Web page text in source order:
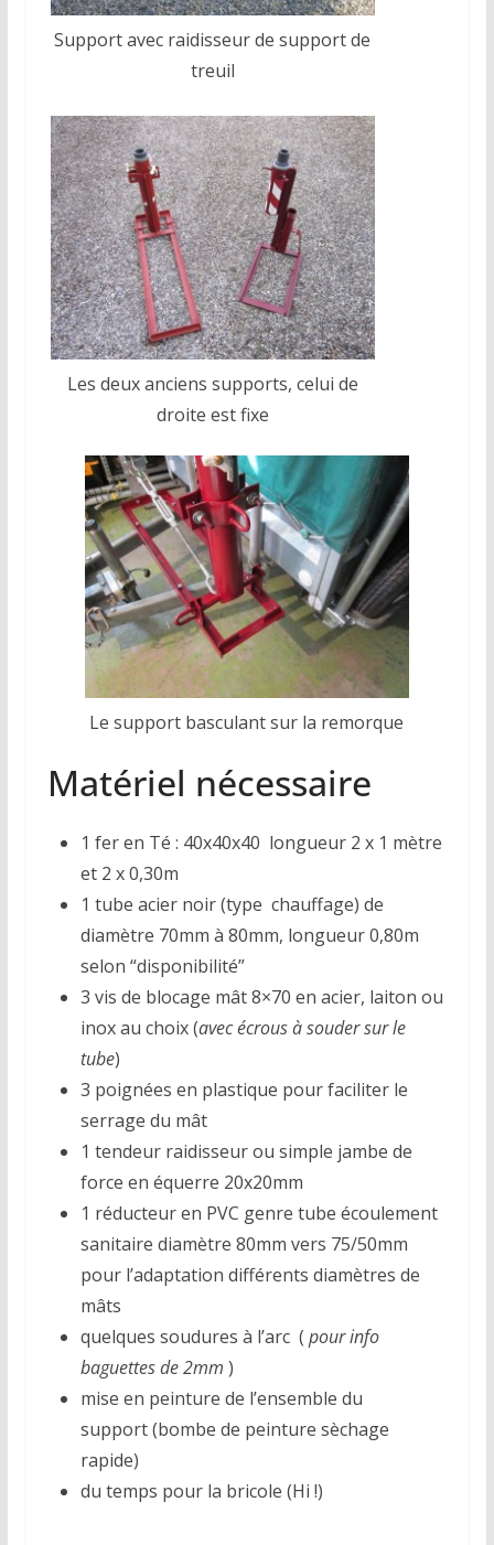
Support avec raidisseur de support de
treuil
Les deux anciens supports, celui de
droite est fixe
Le support basculant sur la remorque
Matériel nécessaire
1 fer en Té : 40x40x40 longueur 2 x 1 mètre
et 2 x 0,30m
1 tube acier noir (type chauffage) de
diamètre 70mm à 80mm, longueur 0,80m
selon “disponibilité”
3 vis de blocage mât 8×70 en acier, laiton ou
inox au choix (avec écrous à souder sur le
tube)
3 poignées en plastique pour faciliter le
serrage du mât
1 tendeur raidisseur ou simple jambe de
force en équerre 20x20mm
1 réducteur en PVC genre tube écoulement
sanitaire diamètre 80mm vers 75/50mm
pour l’adaptation différents diamètres de
mâts
quelques soudures à l’arc ( pour info
baguettes de 2mm )
mise en peinture de l’ensemble du
support (bombe de peinture sèchage
rapide)
du temps pour la bricole (Hi !)